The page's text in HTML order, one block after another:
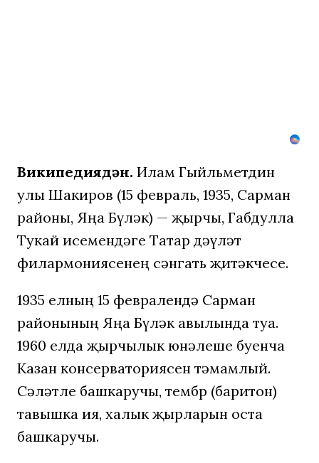
Википедиядән. Илһам Гыйльметдин
улы Шакиров (15 февраль, 1935, Сарман
районы, Яңа Бүләк) — җырчы, Габдулла
Тукай исемендәге Татар дәүләт
филармониясенең сәнгать җитәкчесе.
1935 елның 15 февралендә Сарман
районының Яңа Бүләк авылында туа.
1960 елда җырчылык юнәлеше буенча
Казан консерваториясен тәмамлый.
Сәләтле башкаручы, тембр (баритон)
тавышка ия, халык җырларын оста
башкаручы.